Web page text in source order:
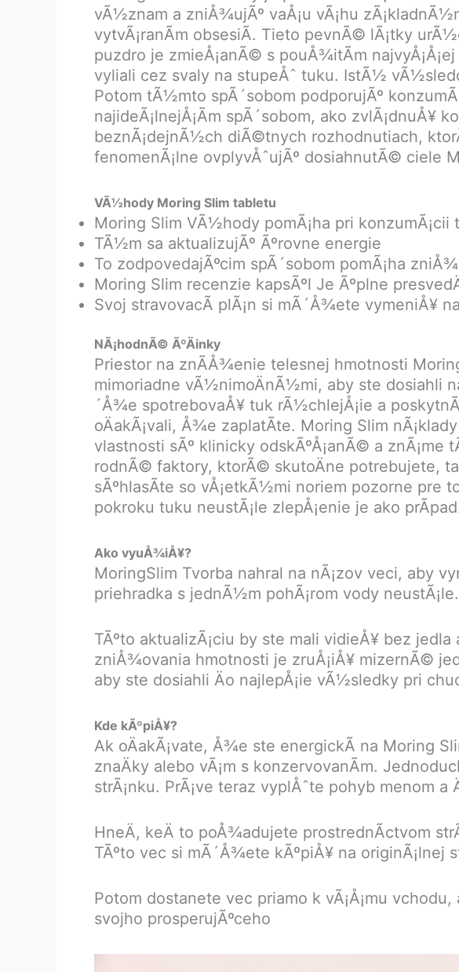
vÃ½znam a zniÅ¾ujÃº vaÅ¡u vÃ¡hu
vytvÃ¡ranÃ­m obsesiÃ­. Tieto pevnÃ© lÃ¡tky
puzdro je zmieÅ¡anÃ© s pouÅ¾itÃ­m
vyliali cez svaly na stupeÅˆ tuku. IstÃ½
Potom tÃ½mto spÃ´sobom podporujÃº
najideÃ¡lnejÅ¡Ã­m spÃ´sobom, ako
beznÃ¡dejnÃ½ch diÃ©tnych rozhodnutiach,
fenomenÃ¡lne ovplyvÅˆujÃº dosiahnutÃ© ciele
VÃ½hody Moring Slim tabletu
Moring Slim VÃ½hody pomÃ¡ha pri konzumÃ¡cii
TÃ½m sa aktualizujÃº Ãºrovne energie
To zodpovedajÃºcim spÃ´sobom pomÃ¡ha
Moring Slim recenzie kapsÃºl Je Ãºplne
Svoj stravovacÃ­ plÃ¡n si mÃ´Å¾ete vymeniÅ¥
NÃ¡hodnÃ© ÃºÄinky
Priestor na znÃ­Å¾enie telesnej hmotnosti
mimoriadne vÃ½nimoÄnÃ½mi, aby ste dosiahli
´Å¾e spotrebovaÅ¥ tuk rÃ½chlejÅ¡ie a
oÄakÃ¡vali, Å¾e zaplatÃ­te. Moring Slim
vlastnosti sÃº klinicky odskÃºÅ¡anÃ© a
rodnÃ© faktory, ktorÃ© skutoÄne potrebujete,
sÃºhlasÃ­te so vÅ¡etkÃ½mi noriem pozorne pre
pokroku tuku neustÃ¡le zlepÅ¡enie je ako
Ako vyuÅ¾iÅ¥?
MoringSlim Tvorba nahral na nÃ¡zov veci, aby
priehradka s jednÃ½m pohÃ¡rom vody neustÃ¡le.
TÃºto aktualizÃ¡ciu by ste mali vidieÅ¥ bez
zniÅ¾ovania hmotnosti je zruÅ¡iÅ¥ mizernÃ©
aby ste dosiahli Äo najlepÅ¡ie vÃ½sledky pri
Kde kÃºpiÅ¥?
Ak oÄakÃ¡vate, Å¾e ste energickÃ­ na Moring
znaÄky alebo vÃ¡m s konzervovanÃ­m.
strÃ¡nku. PrÃ¡ve teraz vyplÅˆte pohyb menom a
HneÄ, keÄ to poÅ¾adujete prostrednÃ­ctvom
TÃºto vec si mÃ´Å¾ete kÃºpiÅ¥ na originÃ¡lnej
Potom dostanete vec priamo k vÃ¡Å¡mu
svojho prosperujÃºceho